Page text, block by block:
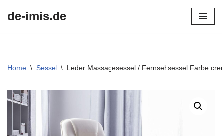
de-imis.de
Home \ Sessel \ Leder Massagesessel / Fernsehsessel Farbe